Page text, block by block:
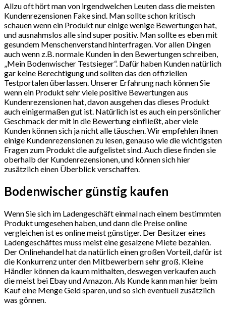
Allzu oft hört man von irgendwelchen Leuten dass die meisten
Kundenrezensionen Fake sind. Man sollte schon kritisch
schauen wenn ein Produkt nur einige wenige Bewertungen hat,
und ausnahmslos alle sind super positiv. Man sollte es eben mit
gesundem Menschenverstand hinterfragen. Vor allen Dingen
auch wenn z.B. normale Kunden in den Bewertungen schreiben,
„Mein Bodenwischer Testsieger“. Dafür haben Kunden natürlich
gar keine Berechtigung und sollten das den offiziellen
Testportalen überlassen. Unserer Erfahrung nach können Sie
wenn ein Produkt sehr viele positive Bewertungen aus
Kundenrezensionen hat, davon ausgehen das dieses Produkt
auch einigermaßen gut ist. Natürlich ist es auch ein persönlicher
Geschmack der mit in die Bewertung einfließt, aber viele
Kunden können sich ja nicht alle täuschen. Wir empfehlen ihnen
einige Kundenrezensionen zu lesen, genauso wie die wichtigsten
Fragen zum Produkt die aufgelistet sind. Auch diese finden sie
oberhalb der Kundenrezensionen, und können sich hier
zusätzlich einen Überblick verschaffen.
Bodenwischer günstig kaufen
Wenn Sie sich im Ladengeschäft einmal nach einem bestimmten
Produkt umgesehen haben, und dann die Preise online
vergleichen ist es online meist günstiger. Der Besitzer eines
Ladengeschäftes muss meist eine gesalzene Miete bezahlen.
Der Onlinehandel hat da natürlich einen großen Vorteil, dafür ist
die Konkurrenz unter den Mitbewerbern sehr groß. Kleine
Händler können da kaum mithalten, deswegen verkaufen auch
die meist bei Ebay und Amazon. Als Kunde kann man hier beim
Kauf eine Menge Geld sparen, und so sich eventuell zusätzlich
was gönnen.